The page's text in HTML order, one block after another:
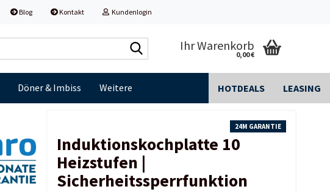
Blog Kontakt Kundenlogin
durchsuchen...
Ihr Warenkorb
0,00 €
Döner & Imbiss HOTDEALS LEASING
Weitere
24M GARANTIE
Induktionskochplatte 10
Heizstufen |
Sicherheitssperrfunktion